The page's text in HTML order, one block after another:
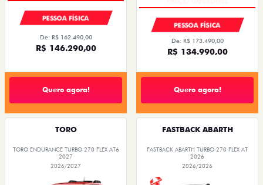
PESSOA FÍSICA
De: R$ 162.490,00
R$ 146.290,00
Quero agora!
PESSOA FÍSICA
De: R$ 173.490,00
R$ 134.990,00
Quero agora!
TORO
TORO ENDURANCE TURBO 270 FLEX AT6
2027
2026/2027
FASTBACK ABARTH
FASTBACK ABARTH TURBO 270 FLEX AT
2026
2026/2026